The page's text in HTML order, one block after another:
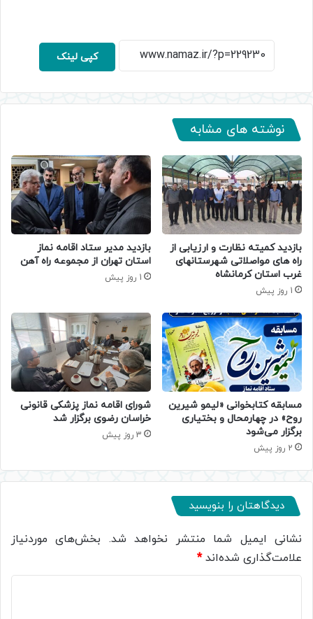
کپی لینک
نوشته های مشابه
بازدید کمیته نظارت و ارزیابی از
راه های مواصلاتی شهرستانهای
غرب استان کرمانشاه
1 روز پیش
بازدید مدیر ستاد اقامه نماز
استان تهران از مجموعه راه آهن
1 روز پیش
مسابقه کتابخوانی «لیمو شیرین
روح» در چهارمحال و بختیاری
برگزار می‌شود
2 روز پیش
شورای اقامه نماز پزشکی قانونی
خراسان رضوی برگزار شد
3 روز پیش
دیدگاهتان را بنویسید
نشانی ایمیل شما منتشر نخواهد شد. بخش‌های موردنیاز
علامت‌گذاری شده‌اند*